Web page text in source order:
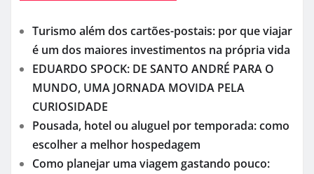
Turismo além dos cartões-postais: por que viajar
é um dos maiores investimentos na própria vida
EDUARDO SPOCK: DE SANTO ANDRÉ PARA O
MUNDO, UMA JORNADA MOVIDA PELA
CURIOSIDADE
Pousada, hotel ou aluguel por temporada: como
escolher a melhor hospedagem
Como planejar uma viagem gastando pouco: